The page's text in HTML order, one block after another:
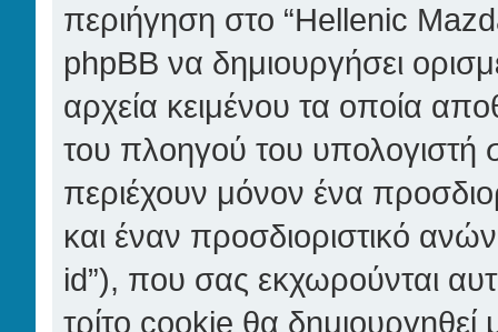
περιήγηση στο “Hellenic
phpBB να δημιουργήσει
αρχεία κειμένου τα οποία
του πλοηγού του
περιέχουν μόνον ένα
και έναν προσδιοριστικό
id”), που σας εκχωρούνται
τρίτο cookie θα δημιουργηθεί